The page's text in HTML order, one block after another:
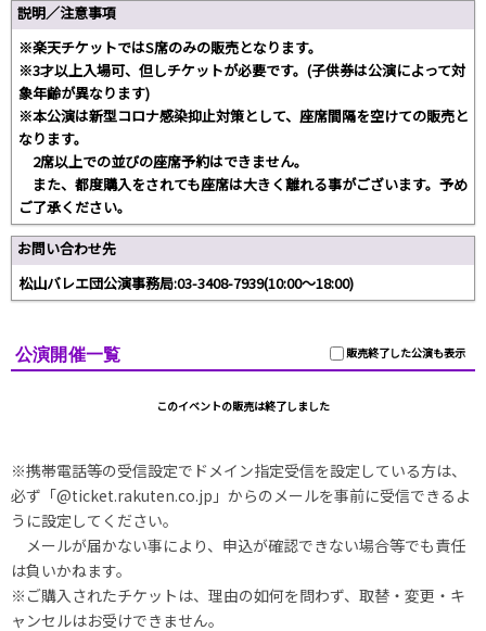
説明／注意事項
※楽天チケットではS席のみの販売となります。
※3才以上入場可、但しチケットが必要です。(子供券は公演によって対
象年齢が異なります)
※本公演は新型コロナ感染抑止対策として、座席間隔を空けての販売と
なります。
2席以上での並びの座席予約はできません。
また、都度購入をされても座席は大きく離れる事がございます。予め
ご了承ください。
お問い合わせ先
松山バレエ団公演事務局:03-3408-7939(10:00～18:00)
販売終了した公演も表示
公演開催一覧
このイベントの販売は終了しました
※携帯電話等の受信設定でドメイン指定受信を設定している方は、
必ず「@ticket.rakuten.co.jp」からのメールを事前に受信できるよ
うに設定してください。
メールが届かない事により、申込が確認できない場合等でも責任
は負いかねます。
※ご購入されたチケットは、理由の如何を問わず、取替・変更・キ
ャンセルはお受けできません。